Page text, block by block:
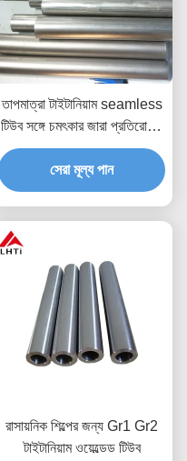
তাপমাত্রা টাইটানিয়াম seamless
টিউব সঙ্গে চমৎকার জারা প্রতিরোধের
GR1 GR2 GR3 GR4 GR5
GR7 GR9 GR12
সেরা মূল্য পান
রাসায়নিক শিল্পের জন্য Gr1 Gr2
টাইটানিয়াম ওয়েল্ডেড টিউব